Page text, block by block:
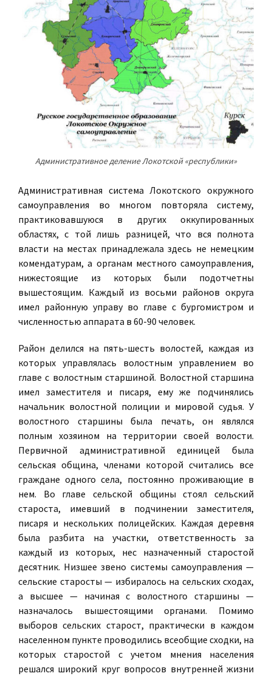
Административное деление Локотской «республики»
Административная система Локотского окружного
самоуправления во многом повторяла систему,
практиковавшуюся в других оккупированных
областях, с той лишь разницей, что вся полнота
власти на местах принадлежала здесь не немецким
комендатурам, а органам местного самоуправления,
нижестоящие из которых были подотчетны
вышестоящим. Каждый из восьми районов округа
имел районную управу во главе с бургомистром и
численностью аппарата в 60-90 человек.
Район делился на пять-шесть волостей, каждая из
которых управлялась волостным управлением во
главе с волостным старшиной. Волостной старшина
имел заместителя и писаря, ему же подчинялись
начальник волостной полиции и мировой судья. У
волостного старшины была печать, он являлся
полным хозяином на территории своей волости.
Первичной административной единицей была
сельская община, членами которой считались все
граждане одного села, постоянно проживающие в
нем. Во главе сельской общины стоял сельский
староста, имевший в подчинении заместителя,
писаря и нескольких полицейских. Каждая деревня
была разбита на участки, ответственность за
каждый из которых, нес назначенный старостой
десятник. Низшее звено системы самоуправления —
сельские старосты — избиралось на сельских сходах,
а высшее — начиная с волостного старшины —
назначалось вышестоящими органами. Помимо
выборов сельских старост, практически в каждом
населенном пункте проводились всеобщие сходки, на
которых старостой с учетом мнения населения
решался широкий круг вопросов внутренней жизни